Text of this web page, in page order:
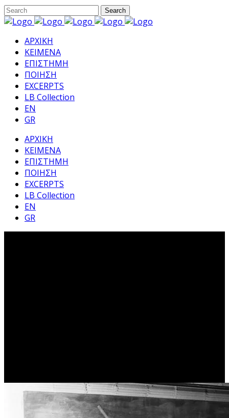
ΑΡΧΙΚΗ
ΚΕΙΜΕΝΑ
ΕΠΙΣΤΗΜΗ
ΠΟΙΗΣΗ
EXCERPTS
LB Collection
EN
GR
ΑΡΧΙΚΗ
ΚΕΙΜΕΝΑ
ΕΠΙΣΤΗΜΗ
ΠΟΙΗΣΗ
EXCERPTS
LB Collection
EN
GR